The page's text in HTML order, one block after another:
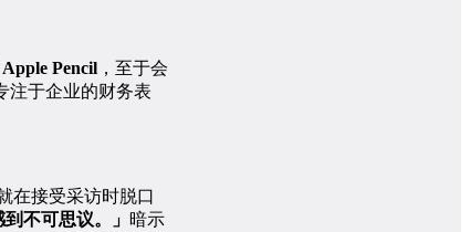
Pencil ，至于会
注于企业的财务表
在接受采访时脱口
不可思议。」 暗示